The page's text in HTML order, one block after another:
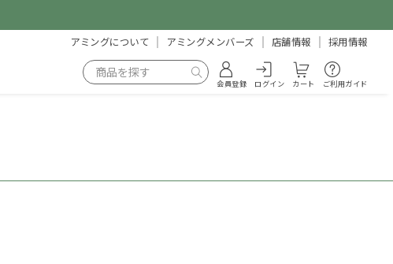
アミングについて アミングメンバーズ 店舗情報 採用情報
会員登録 ログイン カート ご利用ガイド